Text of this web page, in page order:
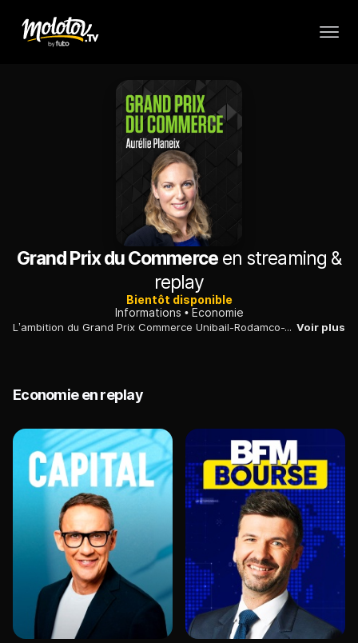
Grand Prix du Commerceen streaming &
replay
Bientôt disponible
Informations
Economie
L’ambition du Grand Prix Commerce Unibail-Rodamco-Westfield est de propulser les talents d’aujourd’hui pour réinventer le commerce de demain. Voir plus
Economie en replay